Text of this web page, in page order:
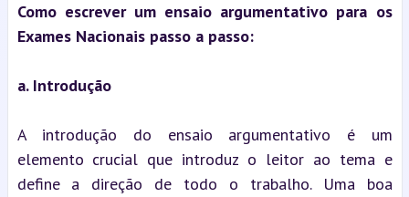
Como escrever um ensaio argumentativo para os
Exames Nacionais passo a passo:
a. Introdução
A introdução do ensaio argumentativo é um
elemento crucial que introduz o leitor ao tema e
define a direção de todo o trabalho. Uma boa